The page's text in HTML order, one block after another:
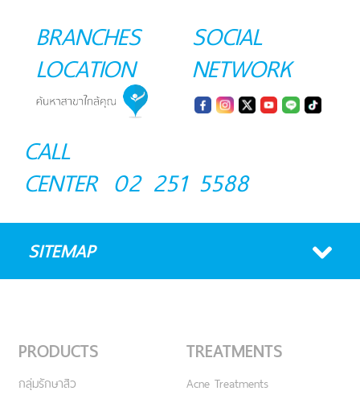
BRANCHES
LOCATION
SOCIAL
NETWORK
CALL
CENTER 02 251 5588
SITEMAP
PRODUCTS
กลุ่มรักษาสิว
TREATMENTS
Acne Treatments